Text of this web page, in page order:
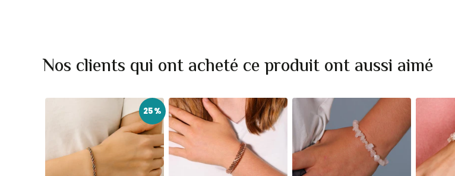
Nos clients qui ont acheté ce produit ont aussi aimé
25%